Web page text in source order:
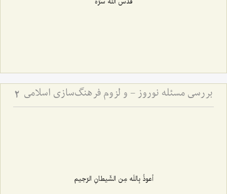
بررسی مسئله نوروز - و لزوم فرهنگ‌سازی اسلامی 2
أعوذُ بِاللَه مِن الشّیطانِ الرّجیم